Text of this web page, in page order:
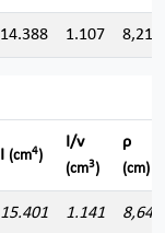
14.388 1.107 8,219
I (cm4)
I/v
(cm3)
ρ
(cm)
15.401 1.141 8,644